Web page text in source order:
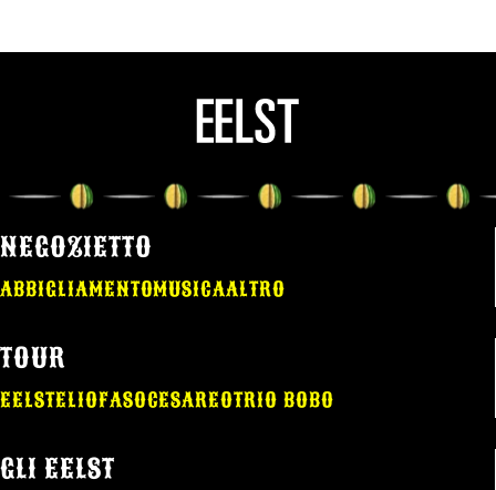
NEGOZIETTO
ABBIGLIAMENTOMUSICAALTRO
TOUR
EELSTELIOFASOCESAREOTRIO BOBO
GLI EELST